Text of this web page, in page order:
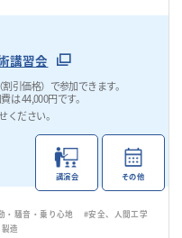
講習会
引価格）で参加できます。
は 44,000円です。
ください。
講演会 その他
・騒音・乗り心地
#安全、人間工学
造